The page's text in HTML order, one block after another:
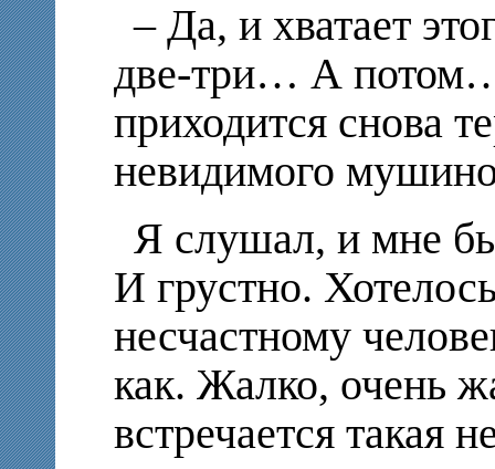
– Да, и хватает
две-три… А
приходится снова
невидимого
Я слушал, и мне
И грустно.
несчастному
как. Жалко, очень
встречается такая